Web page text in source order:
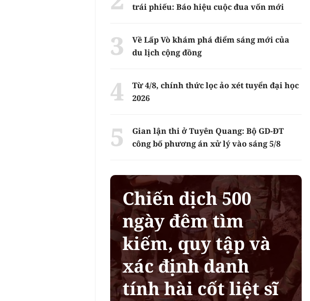
trái phiếu: Báo hiệu cuộc đua vốn mới
Về Lấp Vò khám phá điểm sáng mới của
du lịch cộng đồng
Từ 4/8, chính thức lọc ảo xét tuyển đại học
2026
Gian lận thi ở Tuyên Quang: Bộ GD-ĐT
công bố phương án xử lý vào sáng 5/8
Chiến dịch 500
ngày đêm tìm
kiếm, quy tập và
xác định danh
tính hài cốt liệt sĩ